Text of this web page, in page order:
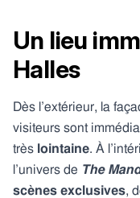
Un lieu
Halles
Dès l’extérieur, la
visiteurs sont
très lointaine. À
l’univers de The
scènes exclusives,